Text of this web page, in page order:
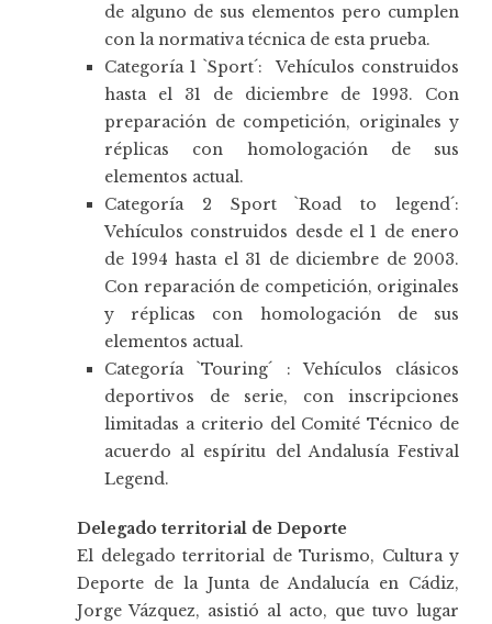
de alguno de sus elementos pero cumplen
con la normativa técnica de esta prueba.
Categoría 1 `Sport´: Vehículos construidos
hasta el 31 de diciembre de 1993. Con
preparación de competición, originales y
réplicas con homologación de sus
elementos actual.
Categoría 2 Sport `Road to legend´:
Vehículos construidos desde el 1 de enero
de 1994 hasta el 31 de diciembre de 2003.
Con reparación de competición, originales
y réplicas con homologación de sus
elementos actual.
Categoría `Touring´ : Vehículos clásicos
deportivos de serie, con inscripciones
limitadas a criterio del Comité Técnico de
acuerdo al espíritu del Andalusía Festival
Legend.
Delegado territorial de Deporte
El delegado territorial de Turismo, Cultura y
Deporte de la Junta de Andalucía en Cádiz,
Jorge Vázquez, asistió al acto, que tuvo lugar